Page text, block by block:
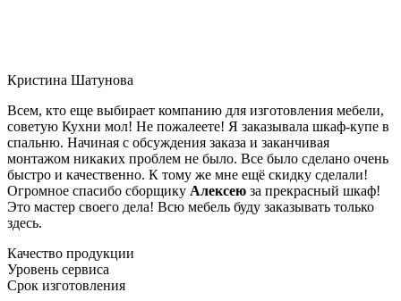
Кристина Шатунова
Всем, кто еще выбирает компанию для изготовления мебели,
советую Кухни мол! Не пожалеете! Я заказывала шкаф-купе в
спальню. Начиная с обсуждения заказа и заканчивая
монтажом никаких проблем не было. Все было сделано очень
быстро и качественно. К тому же мне ещё скидку сделали!
Огромное спасибо сборщику Алексею за прекрасный шкаф!
Это мастер своего дела! Всю мебель буду заказывать только
здесь.
Качество продукции
Уровень сервиса
Срок изготовления